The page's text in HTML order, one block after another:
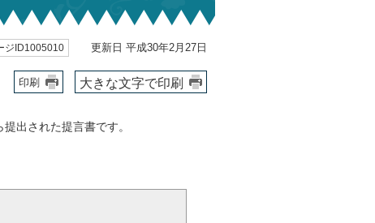
ジID1005010 更新日 平成30年2月27日
印刷 大きな文字で印刷
出された提言書です。